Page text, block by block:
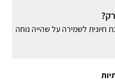
לשמירה על שהייה נוחה